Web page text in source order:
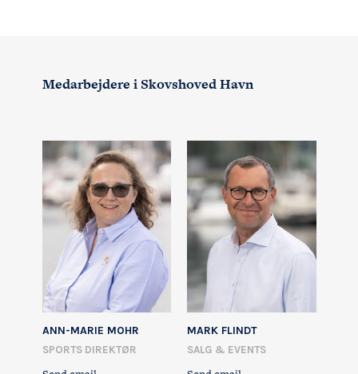
Medarbejdere i Skovshoved Havn
ANN-MARIE MOHR
SPORTS DIREKTØR
MARK FLINDT
SALG & EVENTS